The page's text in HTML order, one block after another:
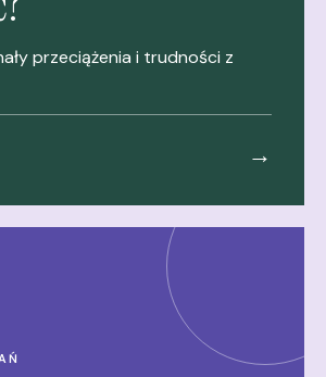
przeciążenia i trudności z
→